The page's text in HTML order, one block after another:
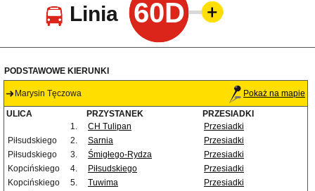
Linia 60D
PODSTAWOWE KIERUNKI
Marysin Tęczowa Pokaż na mapie
ULICA PRZYSTANEK
PRZESIADKI
1.
CH Tulipan
Przesiadki
Piłsudskiego
2. Sarnia
Przesiadki
Piłsudskiego
3. Śmigłego-Rydza
Przesiadki
Kopcińskiego
4. Piłsudskiego
Przesiadki
Kopcińskiego
5. Tuwima
Przesiadki